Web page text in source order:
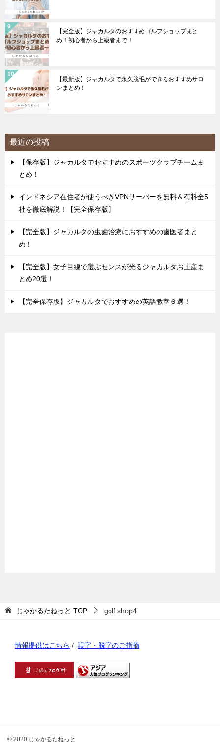
【完全版】ジャカルタのおすすめゴルフショップまと
め！初心者から上級者まで！
【最新版】ジャカルタで永久脱毛ができるおすすめサロ
ンまとめ！
最近の投稿
【保存版】ジャカルタでおすすめのスポーツクラブチームま
とめ！
インドネシア在住者が使うべきVPNサーバーを無料＆有料全5
社を徹底解説！【完全保存版】
【完全版】ジャカルタの虫歯治療におすすめの歯医者まと
め！
【完全版】女子目線で選ぶセンスが光るジャカルタお土産ま
とめ20選！
【完全保存版】ジャカルタでおすすめの英語教室６選！
じゃかるたねっと TOP golf shop4
情報提供はこちら / 誤字・脱字のご指摘
© 2020 じゃかるたねっと